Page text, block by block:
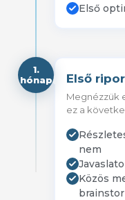
Első
1.
hónap
Első
Megnézzük
ez a
nem
Közös